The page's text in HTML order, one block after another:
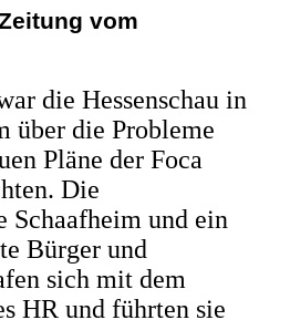
vom
die Hessenschau in
über die Probleme
Pläne der Foca
Die
und ein
Bürger und
sich mit dem
HR und führten sie